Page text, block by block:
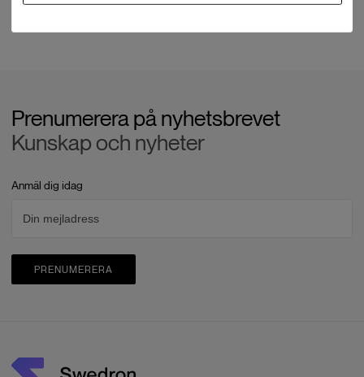
Prenumerera på nyhetsbrevet
Kunskap och nyheter
Anmäl dig idag
PRENUMERERA